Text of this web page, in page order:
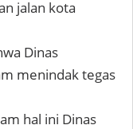
jalan kota
Dinas
menindak tegas
hal ini Dinas